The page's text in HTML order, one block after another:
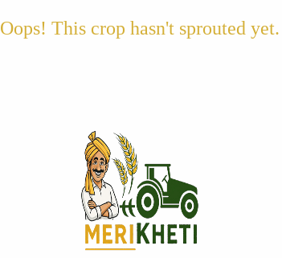
Oops! This crop hasn't sprouted yet.